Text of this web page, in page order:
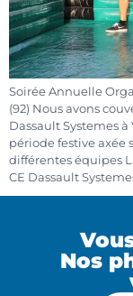
Soirée Annuelle
(92) Nous avons
Dassault Systemes
période festive axée
différentes équipes
CE Dassault
Nos